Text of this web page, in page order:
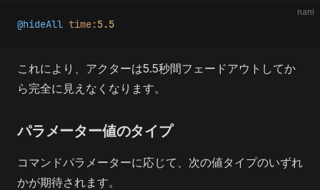
nani
@hideAll time:5.5
これにより、アクターは5.5秒間フェードアウトしてか
ら完全に見えなくなります。
パラメーター値のタイプ
コマンドパラメーターに応じて、次の値タイプのいずれ
かが期待されます。